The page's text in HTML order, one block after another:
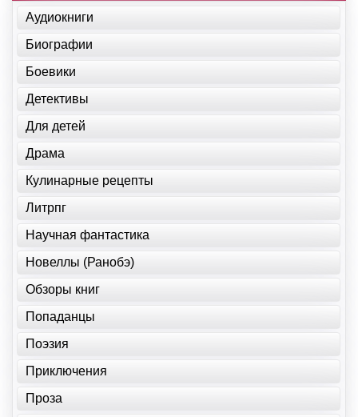
Аудиокниги
Биографии
Боевики
Детективы
Для детей
Драма
Кулинарные рецепты
Литрпг
Научная фантастика
Новеллы (Ранобэ)
Обзоры книг
Попаданцы
Поэзия
Приключения
Проза